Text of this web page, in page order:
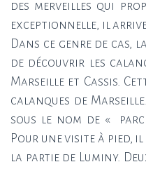
des merveilles qui
exceptionnelle, il
Dans ce genre de cas,
de découvrir les
Marseille et Cassis.
calanques de
sous le nom de «
Pour une visite à pied,
la partie de Luminy.